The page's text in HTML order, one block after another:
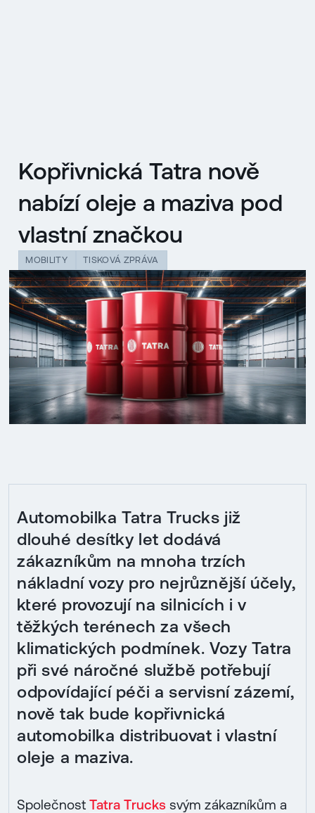
Kopřivnická Tatra nově
nabízí oleje a maziva pod
vlastní značkou
MOBILITY TISKOVÁ ZPRÁVA
Automobilka Tatra Trucks již
dlouhé desítky let dodává
zákazníkům na mnoha trzích
nákladní vozy pro nejrůznější účely,
které provozují na silnicích i v
těžkých terénech za všech
klimatických podmínek. Vozy Tatra
při své náročné službě potřebují
odpovídající péči a servisní zázemí,
nově tak bude kopřivnická
automobilka distribuovat i vlastní
oleje a maziva.
Společnost Tatra Trucks svým zákazníkům a